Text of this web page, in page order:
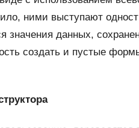
ними выступают
значения данных,
создать и пустые